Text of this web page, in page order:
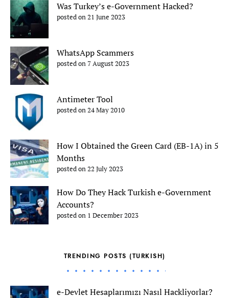
Was Turkey’s e-Government Hacked?
posted on 21 June 2023
WhatsApp Scammers
posted on 7 August 2023
Antimeter Tool
posted on 24 May 2010
How I Obtained the Green Card (EB-1A) in 5
Months
posted on 22 July 2023
How Do They Hack Turkish e-Government
Accounts?
posted on 1 December 2023
TRENDING POSTS (TURKISH)
e-Devlet Hesaplarımızı Nasıl Hackliyorlar?